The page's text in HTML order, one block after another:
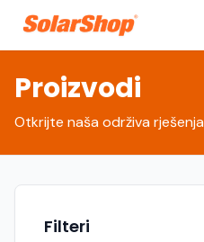
Proizvodi
Otkrijte naša održiva rješenja
Filteri